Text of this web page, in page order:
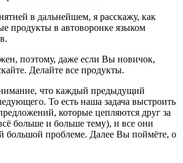
в дальнейшем, я расскажу, как
продукты в автоворонке языком
поэтому, даже если Вы новичок,
Делайте все продукты.
что каждый предыдущий
То есть наша задача выстроить
которые цепляются друг за
больше и больше тему), и все они
большой проблеме. Далее Вы поймёте, о